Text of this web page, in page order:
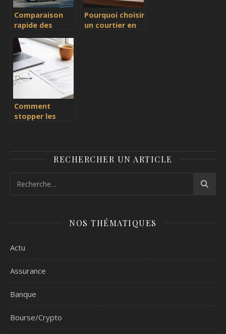
Comparaison
rapide des
véhicules en
Suisse
Pourquoi choisir
un courtier en
Comment
stopper les
guide completRECHERCHER UN ARTICLE
NOS THÉMATIQUES
Actu
Assurance
Banque
Bourse/Crypto